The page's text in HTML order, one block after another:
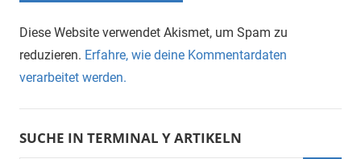
Diese Website verwendet Akismet, um Spam zu
reduzieren. Erfahre, wie deine Kommentardaten
verarbeitet werden.
SUCHE IN TERMINAL Y ARTIKELN